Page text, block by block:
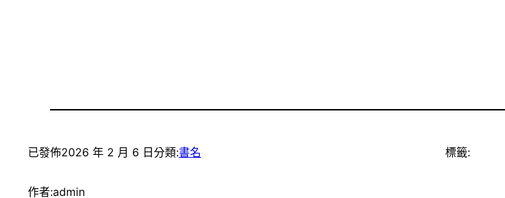
已發佈2026 年 2 月 6 日分類:書名
作者:admin
標籤: